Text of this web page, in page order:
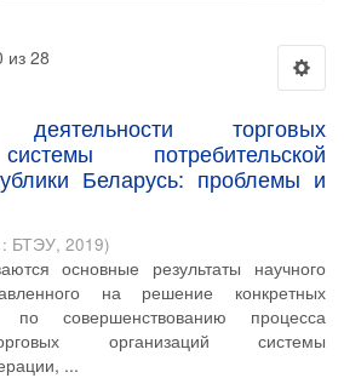
из 28
деятельности торговых
потребительской
Беларусь: проблемы и
: БТЭУ, 2019)
основные результаты научного
на решение конкретных
по совершенствованию процесса
организаций системы
...